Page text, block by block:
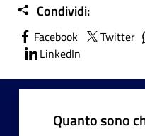
Condividi:
Facebook Twitter
LinkedIn
Quanto sono